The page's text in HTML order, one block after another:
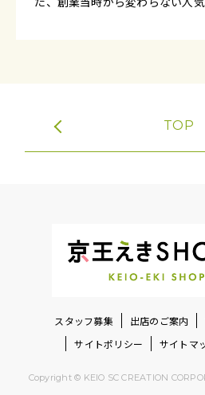
TOP
スタッフ募集 出店のご案内
サイトポリシー
サイトマ
Copyright © KEIO SC CREATION